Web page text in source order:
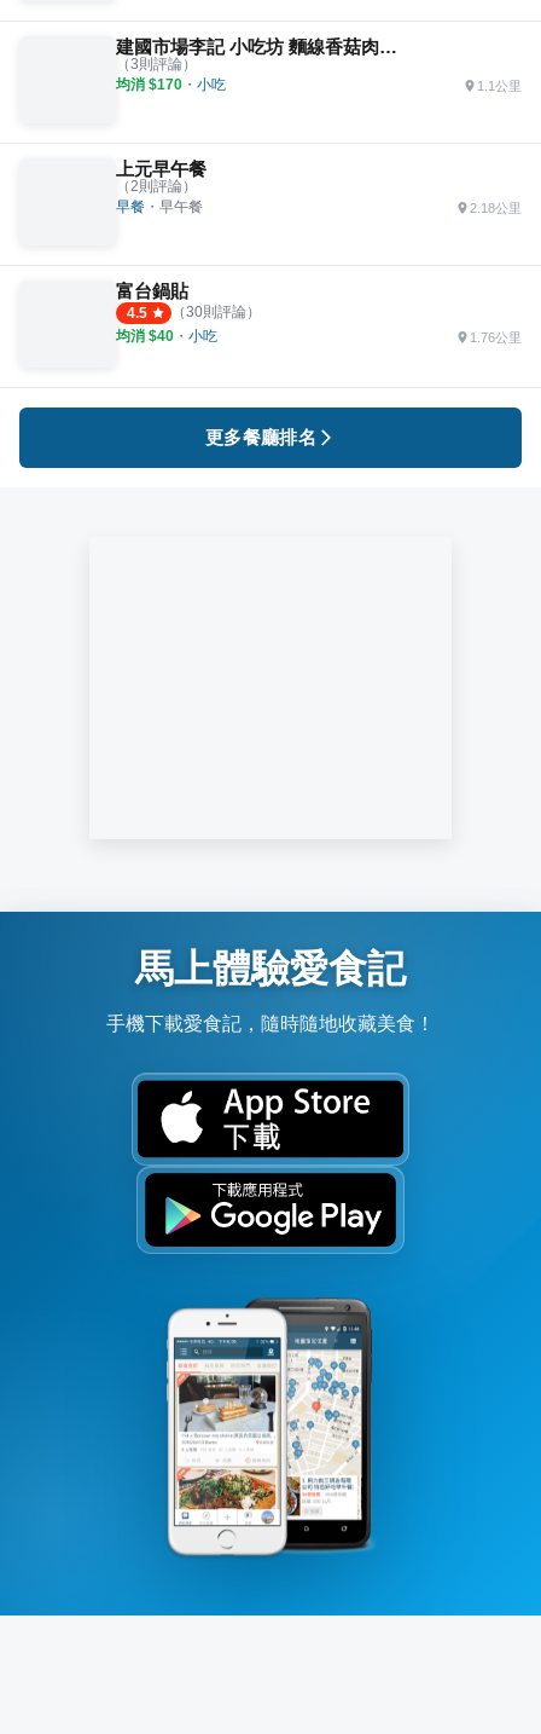
建國市場李記 小吃坊 麵線香菇肉羹腿庫飯
（3則評論）
均消 $170 ・ 小吃 1.1公里
上元早午餐
（2則評論）
早餐 ・ 早午餐 2.18公里
富台鍋貼
4.5 （30則評論）
均消 $40 ・ 小吃 1.76公里
更多餐廳排名
馬上體驗愛食記
手機下載愛食記，隨時隨地收藏美食！